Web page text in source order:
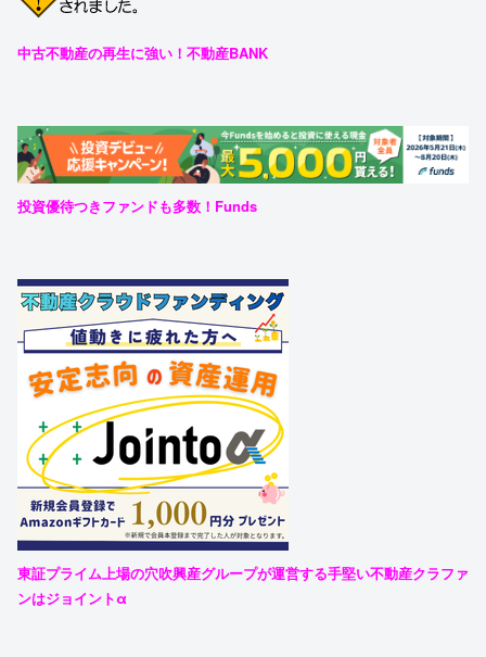
中古不動産の再生に強い！不動産BANK
投資優待つきファンドも多数！Funds
東証プライム上場の穴吹興産グループが運営する手堅い不動産クラファ
ンはジョイントα